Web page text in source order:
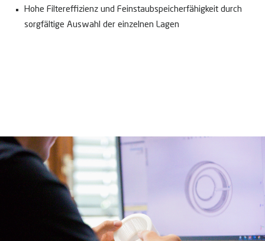
Hohe Filtereffizienz und Feinstaubspeicherfähigkeit durch
sorgfältige Auswahl der einzelnen Lagen